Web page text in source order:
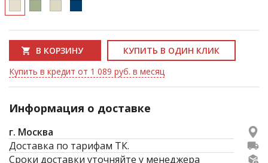
В КОРЗИНУ
КУПИТЬ В ОДИН КЛИК
Купить в кредит от 1 089 руб. в месяц
Информация о доставке
г. Москва
Доставка по тарифам ТК.
Сроки доставки уточняйте у менеджера